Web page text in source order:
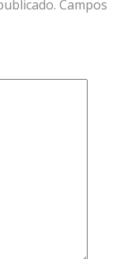
Campos